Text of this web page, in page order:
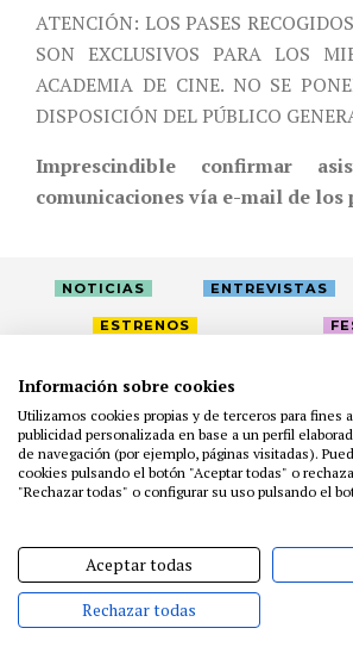
ATENCIÓN: LOS PASES
SON EXCLUSIVOS PARA LOS
ACADEMIA DE CINE. NO SE
DISPOSICIÓN DEL PÚBLICO
Imprescindible confirmar
comunicaciones vía e-mail de los
NOTICIAS ENTREVISTAS
ESTRENOS
PRENSA
FUNDACIÓN
BIBLIOTECA
PUBLICACIONES
Información sobre cookies
Utilizamos cookies propias y de terceros para fines
publicidad personalizada en base a un perfil
de navegación (por ejemplo, páginas visitadas).
cookies pulsando el botón "Aceptar todas" o
"Rechazar todas" o configurar su uso pulsando el
Aceptar todas
Rechazar todas